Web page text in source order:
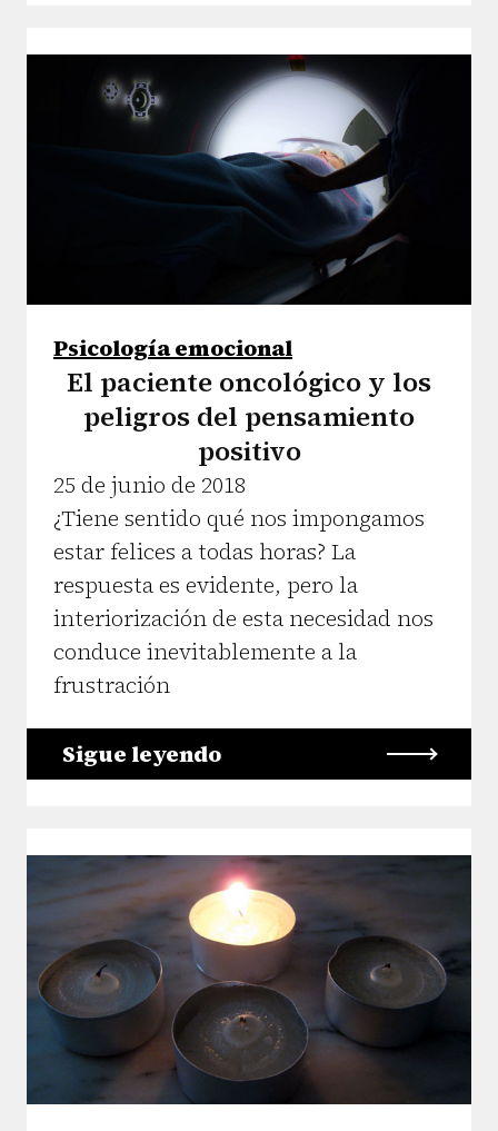
Psicología emocional
El paciente oncológico y los
peligros del pensamiento
positivo
25 de junio de 2018
¿Tiene sentido qué nos impongamos
estar felices a todas horas? La
respuesta es evidente, pero la
interiorización de esta necesidad nos
conduce inevitablemente a la
frustración
Sigue leyendo